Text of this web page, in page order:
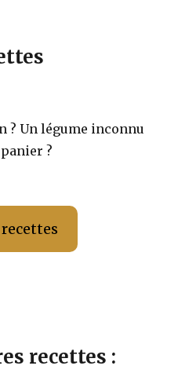
? Un légume inconnu
?
recettes :